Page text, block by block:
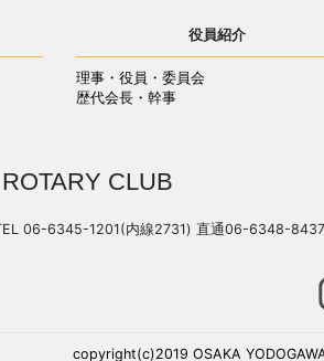
役員紹介
理事・役員・委員会
歴代会長・幹事
CLUB
06-6345-1201(内線2731) 直通06-6348-8437
copyright(c)2019 OSAKA